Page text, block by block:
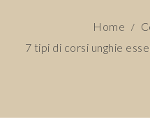
Home /
7 tipi di corsi unghie